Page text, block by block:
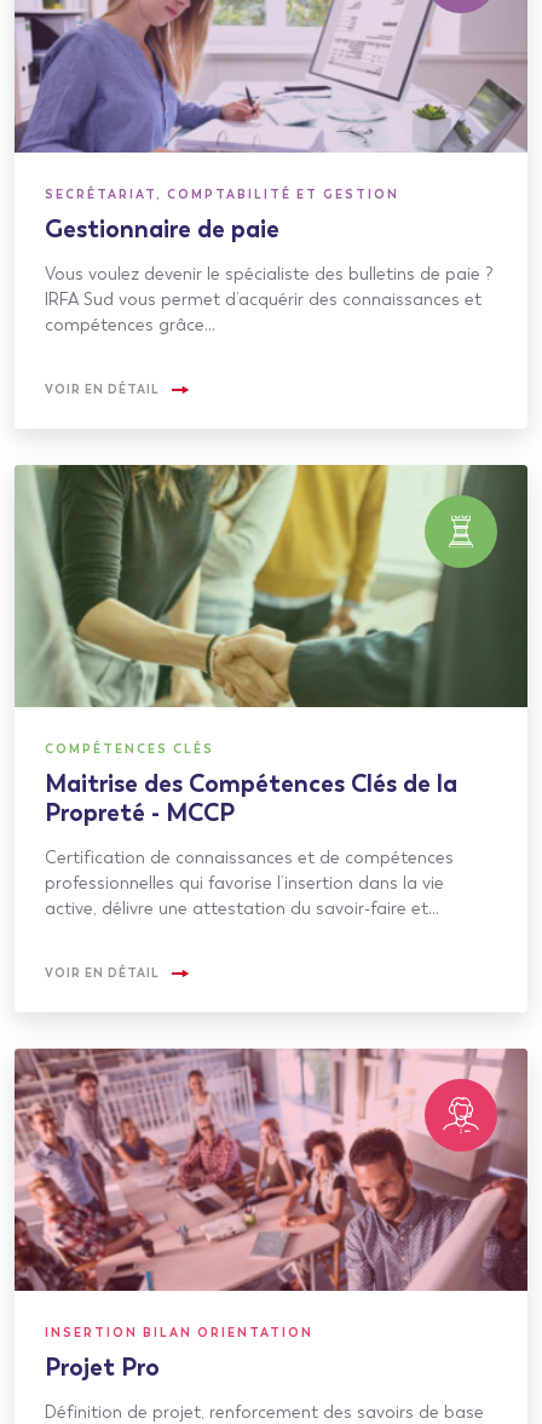
SECRÉTARIAT, COMPTABILITÉ ET GESTION
Gestionnaire de paie
Vous voulez devenir le spécialiste des bulletins de paie ?
IRFA Sud vous permet d’acquérir des connaissances et
compétences grâce…
VOIR EN DÉTAIL
COMPÉTENCES CLÉS
Maitrise des Compétences Clés de la
Propreté - MCCP
Certification de connaissances et de compétences
professionnelles qui favorise l’insertion dans la vie
active, délivre une attestation du savoir-faire et…
VOIR EN DÉTAIL
INSERTION BILAN ORIENTATION
Projet Pro
Définition de projet, renforcement des savoirs de base